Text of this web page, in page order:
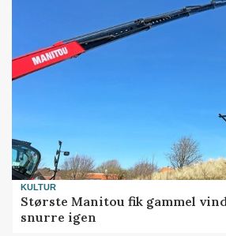
KULTUR
Største Manitou fik gammel
snurre igen